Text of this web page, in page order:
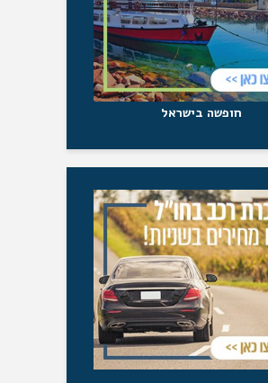
חופשה בישראל